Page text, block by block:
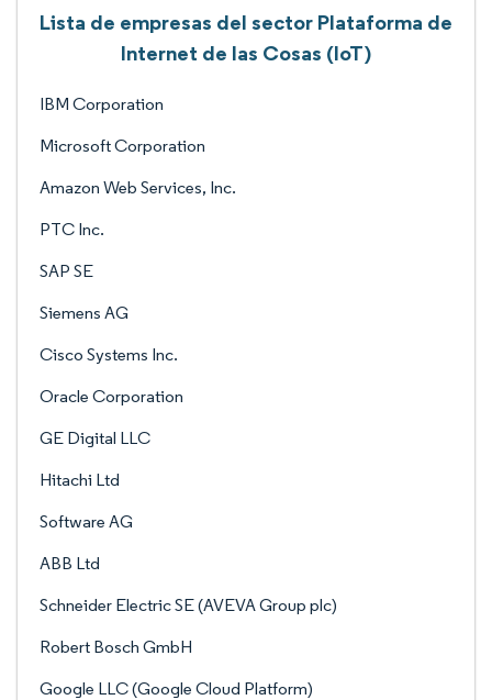
Lista de empresas del sector Plataforma de
Internet de las Cosas (IoT)
IBM Corporation
Microsoft Corporation
Amazon Web Services, Inc.
PTC Inc.
SAP SE
Siemens AG
Cisco Systems Inc.
Oracle Corporation
GE Digital LLC
Hitachi Ltd
Software AG
ABB Ltd
Schneider Electric SE (AVEVA Group plc)
Robert Bosch GmbH
Google LLC (Google Cloud Platform)